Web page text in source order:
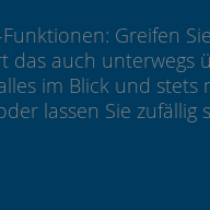
Greifen
das auch unterwegs
im Blick und stets
lassen Sie zufällig